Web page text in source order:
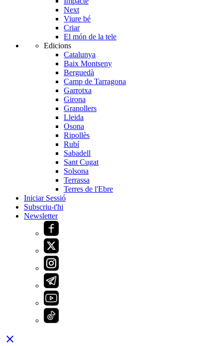
Next
Viure bé
Criar
El món de la tele
Edicions
Catalunya
Baix Montseny
Berguedà
Camp de Tarragona
Garrotxa
Girona
Granollers
Lleida
Osona
Ripollès
Rubí
Sabadell
Sant Cugat
Solsona
Terrassa
Terres de l'Ebre
Iniciar Sessió
Subscriu-t'hi
Newsletter
close